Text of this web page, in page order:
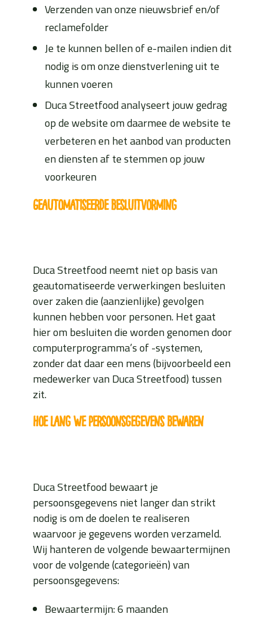
Verzenden van onze nieuwsbrief en/of
reclamefolder
Je te kunnen bellen of e-mailen indien dit
nodig is om onze dienstverlening uit te
kunnen voeren
Duca Streetfood analyseert jouw gedrag
op de website om daarmee de website te
verbeteren en het aanbod van producten
en diensten af te stemmen op jouw
voorkeuren
Geautomatiseerde besluitvorming
Duca Streetfood neemt niet op basis van
geautomatiseerde verwerkingen besluiten
over zaken die (aanzienlijke) gevolgen
kunnen hebben voor personen. Het gaat
hier om besluiten die worden genomen door
computerprogramma’s of -systemen,
zonder dat daar een mens (bijvoorbeeld een
medewerker van Duca Streetfood) tussen
zit.
Hoe lang we persoonsgegevens bewaren
Duca Streetfood bewaart je
persoonsgegevens niet langer dan strikt
nodig is om de doelen te realiseren
waarvoor je gegevens worden verzameld.
Wij hanteren de volgende bewaartermijnen
voor de volgende (categorieën) van
persoonsgegevens:
Bewaartermijn: 6 maanden